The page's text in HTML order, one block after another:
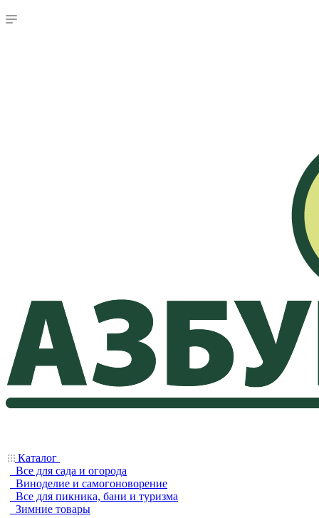
Каталог
Все для сада и огорода
Виноделие и самогоноворение
Все для пикника, бани и туризма
Зимние товары